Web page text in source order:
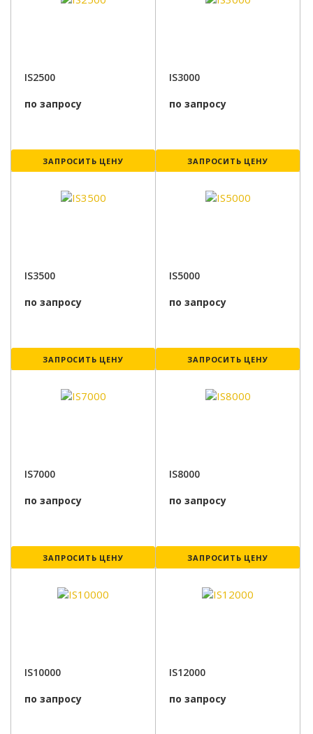
IS2500
по запросу
ЗАПРОСИТЬ ЦЕНУ
IS3000
по запросу
ЗАПРОСИТЬ ЦЕНУ
IS3500
по запросу
ЗАПРОСИТЬ ЦЕНУ
IS5000
по запросу
ЗАПРОСИТЬ ЦЕНУ
IS7000
по запросу
ЗАПРОСИТЬ ЦЕНУ
IS8000
по запросу
ЗАПРОСИТЬ ЦЕНУ
IS10000
по запросу
IS12000
по запросу